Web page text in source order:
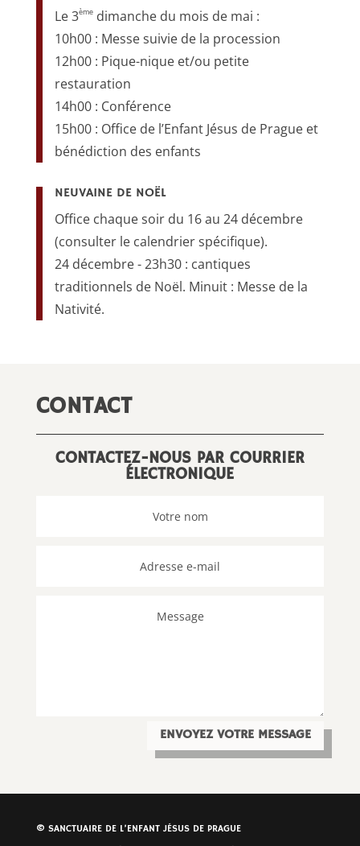
Le 3èmedimanche du mois de mai :
10h00 : Messe suivie de la procession
12h00 : Pique-nique et/ou petite
restauration
14h00 : Conférence
15h00 : Office de l’Enfant Jésus de Prague et
bénédiction des enfants
NEUVAINE DE NOËL
Office chaque soir du 16 au 24 décembre
(consulter le calendrier spécifique).
24 décembre - 23h30 : cantiques
traditionnels de Noël. Minuit : Messe de la
Nativité.
CONTACT
CONTACTEZ-NOUS PAR COURRIER
ÉLECTRONIQUE
ENVOYEZ VOTRE MESSAGE
© SANCTUAIRE DE L’ENFANT JÉSUS DE PRAGUE